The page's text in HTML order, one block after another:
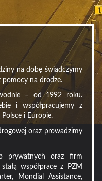
na dobę świadczymy
pomocy na drodze.
– od 1992 roku.
i współpracujemy z
i Europie.
oraz prowadzimy
prywatnych oraz firm
współprace z PZM
Mondial Assistance,